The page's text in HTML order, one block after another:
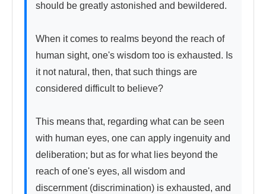
should be greatly astonished and bewildered.
When it comes to realms beyond the reach of
human sight, one's wisdom too is exhausted. Is
it not natural, then, that such things are
considered difficult to believe?
This means that, regarding what can be seen
with human eyes, one can apply ingenuity and
deliberation; but as for what lies beyond the
reach of one's eyes, all wisdom and
discernment (discrimination) is exhausted, and